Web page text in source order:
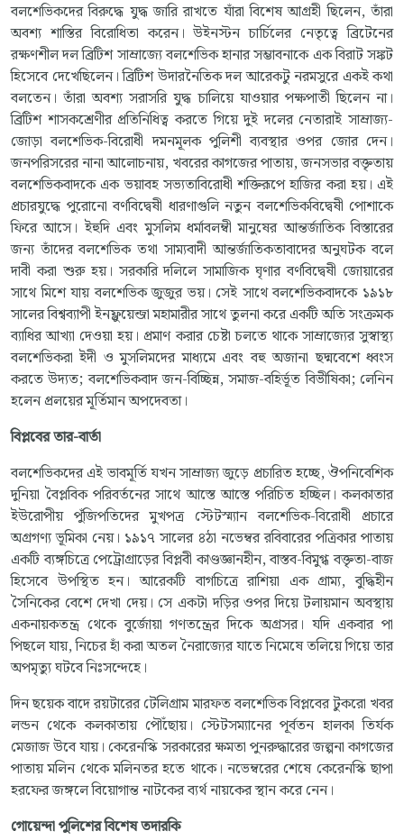
বলশেভিকদের বিরুদ্ধে যুদ্ধ জারি রাখতে যাঁরা বিশেষ আগ্রহী ছিলেন, তাঁরা
অবশ্য শাস্তির বিরোধিতা করেন। উইনস্টন চার্চিলের নেতৃত্বে ব্রিটেনের
রক্ষণশীল দল ব্রিটিশ সাম্রাজ্যে বলশেভিক হানার সম্ভাবনাকে এক বিরাট সঙ্কট
হিসেবে দেখেছিলেন। ব্রিটিশ উদারনৈতিক দল আরেকটু নরমসুরে একই কথা
বলতেন। তাঁরা অবশ্য সরাসরি যুদ্ধ চালিয়ে যাওয়ার পক্ষপাতী ছিলেন না।
ব্রিটিশ শাসকশ্রেণীর প্রতিনিধিত্ব করতে গিয়ে দুই দলের নেতারাই সাম্রাজ্য-
জোড়া বলশেভিক-বিরোধী দমনমূলক পুলিশী ব্যবস্থার ওপর জোর দেন।
জনপরিসরের নানা আলোচনায়, খবরের কাগজের পাতায়, জনসভার বক্তৃতায়
বলশেভিকবাদকে এক ভয়াবহ সভ্যতাবিরোধী শক্তিরূপে হাজির করা হয়। এই
প্রচারযুদ্ধে পুরোনো বর্ণবিদ্বেষী ধারণাগুলি নতুন বলশেভিকবিদ্বেষী পোশাকে
ফিরে আসে। ইহুদি এবং মুসলিম ধর্মাবলম্বী মানুষের আন্তর্জাতিক বিস্তারের
জন্য তাঁদের বলশেভিক তথা সাম্যবাদী আন্তর্জাতিকতাবাদের অনুঘটক বলে
দাবী করা শুরু হয়। সরকারি দলিলে সামাজিক ঘৃণার বর্ণবিদ্বেষী জোয়ারের
সাথে মিশে যায় বলশেভিক জুজুর ভয়। সেই সাথে বলশেভিকবাদকে ১৯১৮
সালের বিশ্বব্যাপী ইনফ্লুয়েন্জা মহামারীর সাথে তুলনা করে একটি অতি সংক্রমক
ব্যাধির আখ্যা দেওয়া হয়। প্রমাণ করার চেষ্টা চলতে থাকে সাম্রাজ্যের সুস্বাস্থ্য
বলশেভিকরা ইদী ও মুসলিমদের মাধ্যমে এবং বহু অজানা ছদ্মবেশে ধ্বংস
করতে উদ্যত; বলশেভিকবাদ জন-বিচ্ছিন্ন, সমাজ-বহির্ভূত বিভীষিকা; লেনিন
হলেন প্রলয়ের মূর্তিমান অপদেবতা।
বিপ্লবেরতার-বার্তা
বলশেভিকদের এই ভাবমূর্তি যখন সাম্রাজ্য জুড়ে প্রচারিত হচ্ছে, ঔপনিবেশিক
দুনিয়া বৈপ্লবিক পরিবর্তনের সাথে আস্তে আস্তে পরিচিত হচ্ছিল। কলকাতার
ইউরোপীয় পুঁজিপতিদের মুখপত্র স্টেটস্ম্যান বলশেভিক-বিরোধী প্রচারে
অগ্রগণ্য ভূমিকা নেয়। ১৯১৭ সালের ৪ঠা নভেম্বর রবিবারের পত্রিকার পাতায়
একটি ব্যঙ্গচিত্রে পেট্রোগ্রাড়ের বিপ্লবী কাণ্ডজ্ঞানহীন, বাস্তব-বিমুগ্ধ বক্তৃতা-বাজ
হিসেবে উপস্থিত হন। আরেকটি বাগচিত্রে রাশিয়া এক গ্রাম্য, বুদ্ধিহীন
সৈনিকের বেশে দেখা দেয়। সে একটা দড়ির ওপর দিয়ে টলায়মান অবস্থায়
একনায়কতন্ত্র থেকে বুর্জোয়া গণতন্ত্রের দিকে অগ্রসর। যদি একবার পা
পিছলে যায়, নিচের হাঁ করা অতল নৈরাজ্যের যাতে নিমেষে তলিয়ে গিয়ে তার
অপমৃত্যু ঘটবে নিঃসন্দেহে।
দিন ছয়েক বাদে রয়টারের টেলিগ্রাম মারফত বলশেভিক বিপ্লবের টুকরো খবর
লন্ডন থেকে কলকাতায় পৌঁছোয়। স্টেটসম্যানের পূর্বতন হালকা তির্যক
মেজাজ উবে যায়। কেরেনস্কি সরকারের ক্ষমতা পুনরুদ্ধারের জল্পনা কাগজের
পাতায় মলিন থেকে মলিনতর হতে থাকে। নভেম্বরের শেষে কেরেনস্কি ছাপা
হরফের জঙ্গলে বিয়োগান্ত নাটকের ব্যর্থ নায়কের স্থান করে নেন।
গোয়েন্দাপুলিশেরবিশেষতদারকি